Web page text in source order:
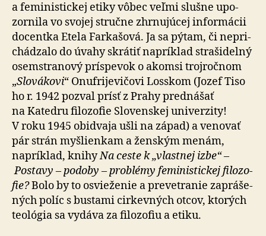
a fe­mi­nis­tickej etiky vôbec veľmi slušne upo­
zor­nila vo svojej stručne zhrnu­júcej infor­mácii
docentka Etela Farkašová. Ja sa pýtam, či ne­pri­
chá­dzalo do úvahy skrátiť napríklad stra­ši­delný
osem­stra­nový príspevok o akomsi troj­roč­nom
„Slovákovi“ Onufri­je­vičovi Losskom (Jozef Tiso
ho r. 1942 pozval prísť z Prahy pred­ná­šať
na Katedru filo­zofie Slo­venskej uni­ver­zity!
V roku 1945 obi­dvaja ušli na západ) a ve­no­vať
pár strán myšlienkam a ženským menám,
napríklad, knihyNa ceste k „vlastnej izbe“ –
Postavy – podoby – prob­lémy fe­mi­nis­tickej filo­zo­
fie?Bolo by to osvie­ženie a pre­vetra­nie zaprá­še­
ných políc s bustami cirkevných otcov, ktorých
teo­ló­gia sa vydáva za fi­lo­zo­fiu a etiku.